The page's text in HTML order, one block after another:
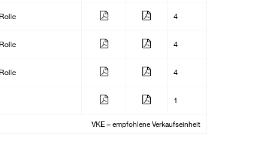
4
4
4
1
VKE = empfohlene Verkaufseinheit